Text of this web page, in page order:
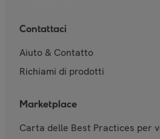
Contattaci
Aiuto & Contatto
Richiami di prodotti
Marketplace
Carta delle Best Practices per